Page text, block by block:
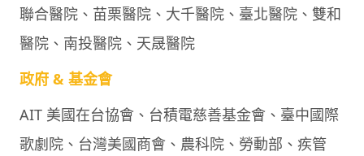
聯合醫院、苗栗醫院、大千醫院、臺北醫院、雙和
醫院、南投醫院、天晟醫院
政府 & 基金會
AIT 美國在台協會、台積電慈善基金會、臺中國際
歌劇院、台灣美國商會、農科院、勞動部、疾管